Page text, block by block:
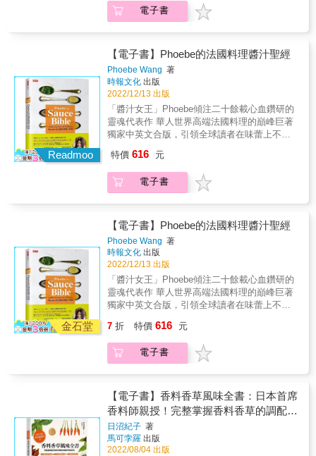
文化，有助於日後在看待異國料理時，更有見
解。 &
來平衡；想讓食物多點不一樣的香氣，就試試
精選 中式香料是日常裡我們最熟悉的味道，針
對常用品項，將有進階介紹；東南亞香料則是
跟著新住民帶來的異國滋味，一起走訪全台東
南亞香料街，並從植物學的角度來認識香氣獨
特的東南亞香料們。 ✦由文化上理解，從
「吃」進展到「品味」 理解香料，就是理解一
個國家對味道的觀點。在三杯雞裡加九層塔、
在剛盛好的麵線撒上香菜，是台灣人慣常的香
料用法，那歐美、印度、東南亞人又是怎麼看
文化，有助於日後在看待異國料理時，更有見
解。 &
汁！鹽水的功能超強大，美味的關鍵就在這
裡！ & ・混合鹽的應用 x8種鹽x16品 鹽可不是
只有鹹味！加入各種香料做成混合鹽，應用在
料理上變化風味，最小化的調味料也能豐富餐
桌色彩！ & 這樣的你，不能錯過這本書！ ○健
康生活實踐者 ○喜歡食材原味，口味清淡者 ○
減重努力中的人 ○料理苦手，不懂調味料使用
的新手小白 ○極簡生活家 &
本常識、使用比例後，就能輕鬆安排每日菜
作能讓自己與家人放鬆的料理就已經足夠。 &
打開本書，就讓我們來探索「鹽」的可能性
吧！ & ・只用鹽來調味x 32品 鹽煎、鹽炒、鹽
拌、鹽煮、鹽蒸，不同食材對應不同的料理手
法，引出食材本身的美味就是這麼簡單！ & ・
加鹽搓揉醃漬x28品 家庭配菜輕鬆做，剩下的
食材、多買的乾貨，只要加點鹽多個步驟，就
能做成常備菜，放在冰箱想吃隨時都有！ & ・
鹽水調理法x30品 原來這樣做，就能保持蔬菜
汁！鹽水的功能超強大，美味的關鍵就在這
裡！ & ・混合鹽的應用 x8種鹽x16品 鹽可不是
只有鹹味！加入各種香料做成混合鹽，應用在
桌色彩！ & 這樣的你，不能錯過這本書！ ○健
康生活實踐者 ○喜歡食材原味，口味清淡者 ○
減重努力中的人 ○料理苦手，不懂調味料使用
的新手小白 ○極簡生活家 &
電子書
Readmoo
【電子書】Phoebe的法國料理醬汁聖經
Phoebe Wang 著
時報文化 出版
2022/12/13 出版
「醬汁女王」Phoebe傾注二十餘載心血鑽研的
靈魂代表作 華人世界高端法國料理的巔峰巨著
獨家中英文合版，引領全球讀者在味蕾上不斷
與美食家， 一同為你的料理加冕，教你體驗出
醬汁的神魂精髓。 & 本書是你料理的靈感來
源，也是永恆的參考； 傳授醬汁的黃金比例，
玩食藝，做出法式醬汁神魂── ★輕鬆提味：8
款法國餐桌常備油醋醬汁，輕鬆為食材施展變
裝魔法。 ★吮指回味：17款必學沾醬、抹醬和
香料油，立馬挑起口腹之欲。 ★傳世風味：18
款精選法國經典醬汁，雋永的法式風味躍上舌
尖。 ★老饕涎味：21款Phoebe招牌醬汁，重現
品饕客再三指名之特色風味。 ★大膽玩味：29
組結合多元面相之Phoebe獨創配方，啟竇食藝
創作的奇思妙想。 ★獨家獻藝：法、德、中、
特價 616 元
電子書
金石堂
【電子書】Phoebe的法國料理醬汁聖經
Phoebe Wang 著
時報文化 出版
2022/12/13 出版
「醬汁女王」Phoebe傾注二十餘載心血鑽研的
靈魂代表作 華人世界高端法國料理的巔峰巨著
獨家中英文合版，引領全球讀者在味蕾上不斷
與美食家， 一同為你的料理加冕，教你體驗出
醬汁的神魂精髓。 & 本書是你料理的靈感來
源，也是永恆的參考； 傳授醬汁的黃金比例，
玩食藝，做出法式醬汁神魂── ★輕鬆提味：8
款法國餐桌常備油醋醬汁，輕鬆為食材施展變
裝魔法。 ★吮指回味：17款必學沾醬、抹醬和
香料油，立馬挑起口腹之欲。 ★傳世風味：18
款精選法國經典醬汁，雋永的法式風味躍上舌
7 折 特價 616 元
電子書
【電子書】香料香草風味全書：日本首席
香料師親授！完整掌握香料香草的調配知
識與料理祕訣！
日沼紀子 著
馬可孛羅 出版
2022/08/04 出版